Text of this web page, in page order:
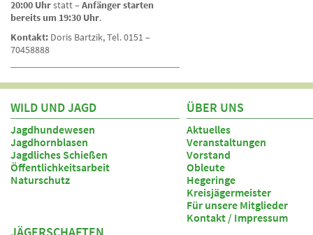
20:00 Uhrstatt – Anfänger starten
bereits um 19:30 Uhr.
Kontakt: Doris Bartzik, Tel. 0151 –
70458888
WILD UND JAGD
Jagdhundewesen
Jagdhornblasen
Jagdliches Schießen
Öffentlichkeitsarbeit
Naturschutz
ÜBER UNS
Aktuelles
Veranstaltungen
Vorstand
Obleute
Hegeringe
Kreisjägermeister
Für unsere Mitglieder
Kontakt / Impressum